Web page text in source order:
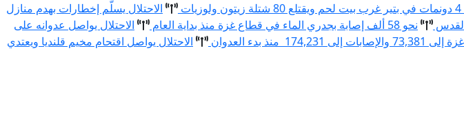
الاحتلال يسلّم إخطارات بهدم منازل
نحو 58 ألف إصابة بجدري الماء في قطاع غزة منذ بداية العام
الاحتلال يواصل عدوانه على
بدء العدوان
الاحتلال يواصل اقتحام مخيم قلنديا ويعتدي